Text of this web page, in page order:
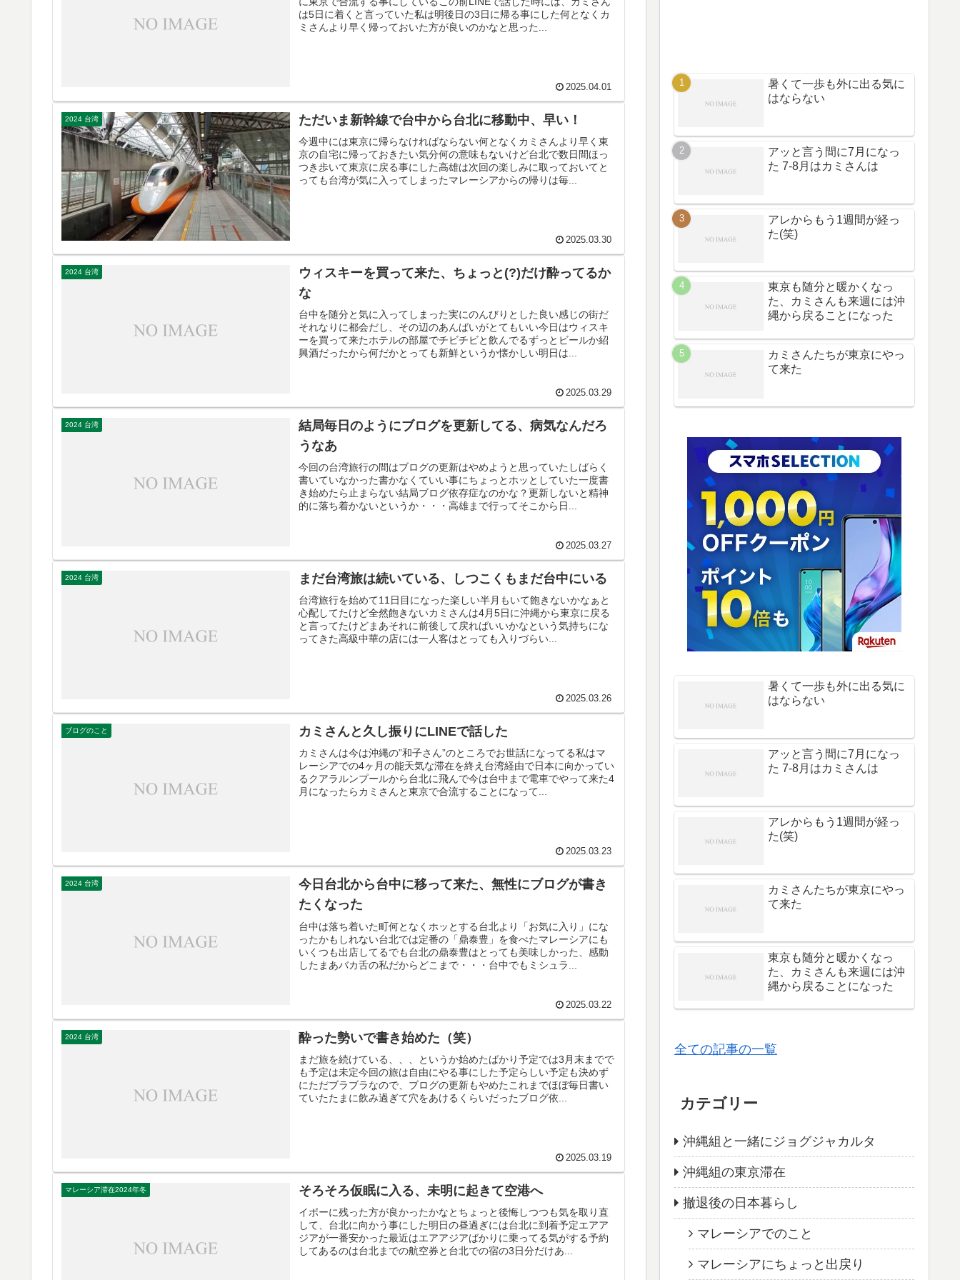
は5日に着くと言っていた私は明後日の3日に帰る事にした何となくカ
ミさんより早く帰っておいた方が良いのかなと思った...
2025.04.01
2024 台湾 ただいま新幹線で台中から台北に移動中、早い！
今週中には東京に帰らなければならない何となくカミさんより早く東
京の自宅に帰っておきたい気分何の意味もないけど台北で数日間ほっ
つき歩いて東京に戻る事にした高雄は次回の楽しみに取っておいてと
っても台湾が気に入ってしまったマレーシアからの帰りは毎...
2025.03.30
2024 台湾
ウィスキーを買って来た、ちょっと(?)だけ酔ってるか
な
台中を随分と気に入ってしまった実にのんびりとした良い感じの街だ
それなりに都会だし、その辺のあんばいがとてもいい今日はウィスキ
ーを買って来たホテルの部屋でチビチビと飲んでるずっとビールか紹
興酒だったから何だかとっても新鮮というか懐かしい明日は...
2025.03.29
2024 台湾
結局毎日のようにブログを更新してる、病気なんだろ
うなあ
今回の台湾旅行の間はブログの更新はやめようと思っていたしばらく
書いていなかった書かなくていい事にちょっとホッとしていた一度書
き始めたら止まらない結局ブログ依存症なのかな？更新しないと精神
的に落ち着かないというか・・・高雄まで行ってそこから日...
2025.03.27
2024 台湾 まだ台湾旅は続いている、しつこくもまだ台中にいる
台湾旅行を始めて11日目になった楽しい半月もいて飽きないかなぁと
心配してたけど全然飽きないカミさんは4月5日に沖縄から東京に戻る
と言ってたけどまあそれに前後して戻ればいいかなという気持ちにな
ってきた高級中華の店には一人客はとっても入りづらい...
2025.03.26
ブログのこと カミさんと久し振りにLINEで話した
カミさんは今は沖縄の”和子さん”のところでお世話になってる私はマ
レーシアでの4ヶ月の能天気な滞在を終え台湾経由で日本に向かってい
るクアラルンプールから台北に飛んで今は台中まで電車でやって来た4
月になったらカミさんと東京で合流することになって...
2025.03.23
2024 台湾
今日台北から台中に移って来た、無性にブログが書き
たくなった
台中は落ち着いた町何となくホッとする台北より「お気に入り」にな
ったかもしれない台北では定番の「鼎泰豊」を食べたマレーシアにも
いくつも出店してるでも台北の鼎泰豊はとっても美味しかった、感動
したまあバカ舌の私だからどこまで・・・台中でもミシュラ...
2025.03.22
2024 台湾 酔った勢いで書き始めた（笑）
まだ旅を続けている、、、というか始めたばかり予定では3月末までで
も予定は未定今回の旅は自由にやる事にした予定らしい予定も決めず
にただブラブラなので、ブログの更新もやめたこれまでほぼ毎日書い
ていたたまに飲み過ぎて穴をあけるくらいだったブログ依...
2025.03.19
マレーシア滞在2024年冬 そろそろ仮眠に入る、未明に起きて空港へ
イポーに残った方が良かったかなとちょっと後悔しつつも気を取り直
して、台北に向かう事にした明日の昼過ぎには台北に到着予定エアア
ジアが一番安かった最近はエアアジアばかりに乗ってる気がする予約
してあるのは台北までの航空券と台北での宿の3日分だけあ...
暑くて一歩も外に出る気に
はならない
アッと言う間に7月になっ
た 7-8月はカミさんは
アレからもう1週間が経っ
た(笑)
東京も随分と暖かくなっ
た、カミさんも来週には沖
縄から戻ることになった
カミさんたちが東京にやっ
て来た
暑くて一歩も外に出る気に
はならない
アッと言う間に7月になっ
た 7-8月はカミさんは
アレからもう1週間が経っ
た(笑)
カミさんたちが東京にやっ
て来た
東京も随分と暖かくなっ
た、カミさんも来週には沖
縄から戻ることになった
全ての記事の一覧
カテゴリー
沖縄組と一緒にジョグジャカルタ
沖縄組の東京滞在
撤退後の日本暮らし
マレーシアでのこと
マレーシアにちょっと出戻り